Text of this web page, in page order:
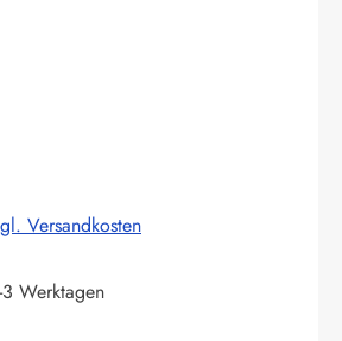
Versandkosten
Werktagen